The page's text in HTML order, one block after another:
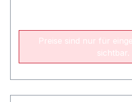
Preise sind nur für
sichtbar.